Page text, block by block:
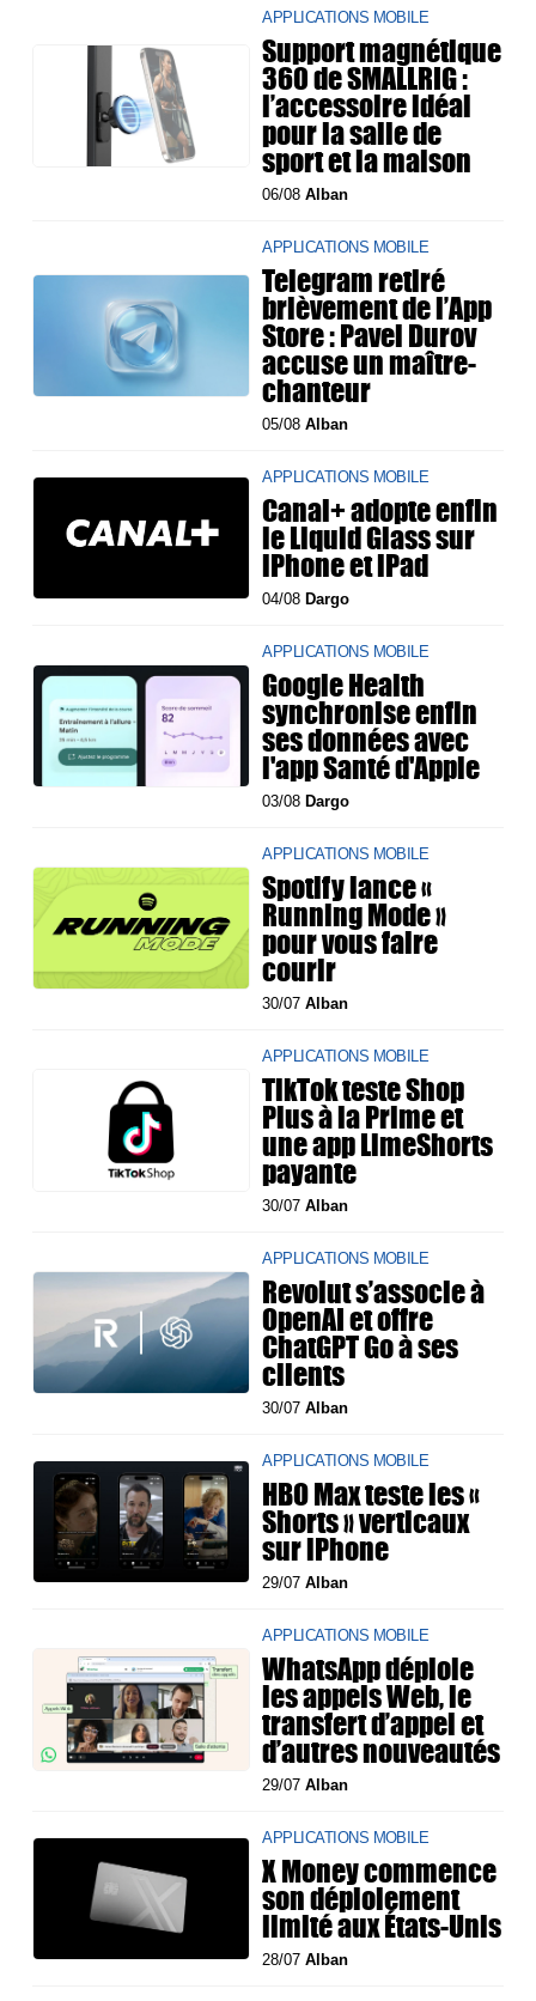
APPLICATIONS MOBILE
Support magnétique
360 de SMALLRIG :
l’accessoire idéal
pour la salle de
sport et la maison
06/08Alban
APPLICATIONS MOBILE
Telegram retiré
brièvement de l’App
Store : Pavel Durov
accuse un maître-
chanteur
05/08Alban
APPLICATIONS MOBILE
Canal+ adopte enfin
le Liquid Glass sur
iPhone et iPad
04/08 Dargo
APPLICATIONS MOBILE
Google Health
synchronise enfin
ses données avec
l'app Santé d'Apple
03/08 Dargo
APPLICATIONS MOBILE
Spotify lance «
Running Mode »
pour vous faire
courir
30/07Alban
APPLICATIONS MOBILE
TikTok teste Shop
Plus à la Prime et
une app LimeShorts
payante
30/07Alban
APPLICATIONS MOBILE
Revolut s’associe à
OpenAI et offre
ChatGPT Go à ses
clients
30/07Alban
APPLICATIONS MOBILE
HBO Max teste les «
Shorts » verticaux
sur iPhone
29/07Alban
APPLICATIONS MOBILE
WhatsApp déploie
les appels Web, le
transfert d’appel et
d’autres nouveautés
29/07Alban
APPLICATIONS MOBILE
X Money commence
son déploiement
limité aux États-Unis
28/07Alban